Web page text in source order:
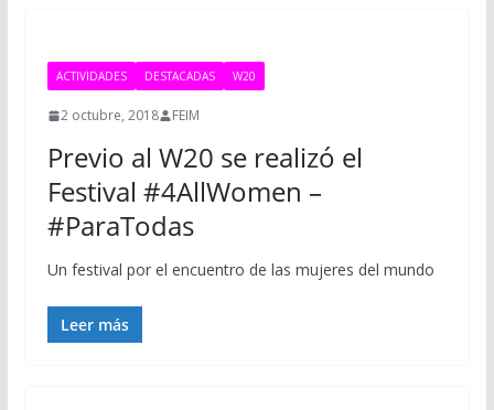
ACTIVIDADES DESTACADAS W20
2 octubre, 2018 FEIM
Previo al W20 se realizó el
Festival #4AllWomen –
#ParaTodas
Un festival por el encuentro de las mujeres del mundo
Leer más